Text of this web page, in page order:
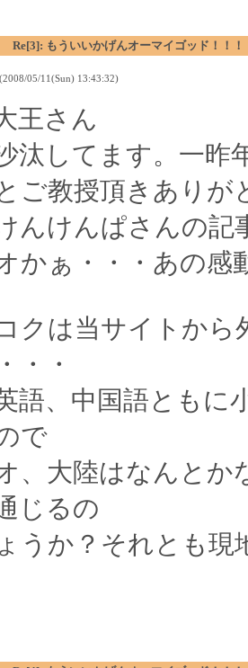
Re[3]: もういいかげんオーマイゴッド！！！
05/11(Sun) 13:43:32)
王さん
汰してます。一昨
ご教授頂きありが
んけんぱさんの記
かぁ・・・あの感
クは当サイトから
・・
語、中国語ともに
で
、大陸はなんとか
じるの
うか？それとも現